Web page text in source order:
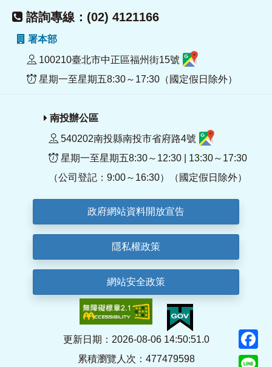
諮詢專線：(02) 4121166
署本部
100210臺北市中正區福州街15號
星期一至星期五8:30～17:30（國定假日除外）
南投辦公區
540202南投縣南投市省府路4號
星期一至星期五8:30～12:30 | 13:30～17:30
（公司登記：9:00～16:30）（國定假日除外）
政府網站資料開放宣告
隱私權政策
網站安全政策
更新日期：2026-08-06 14:50:51.0
累積瀏覽人次：477479598